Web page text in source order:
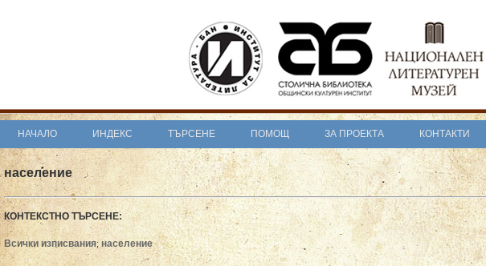
НАЧАЛО ИНДЕКС ТЪРСЕНЕ ПОМОЩ ЗА ПРОЕКТА КОНТАКТИ
население
КОНТЕКСТНО ТЪРСЕНЕ:
Всички изписвания; население